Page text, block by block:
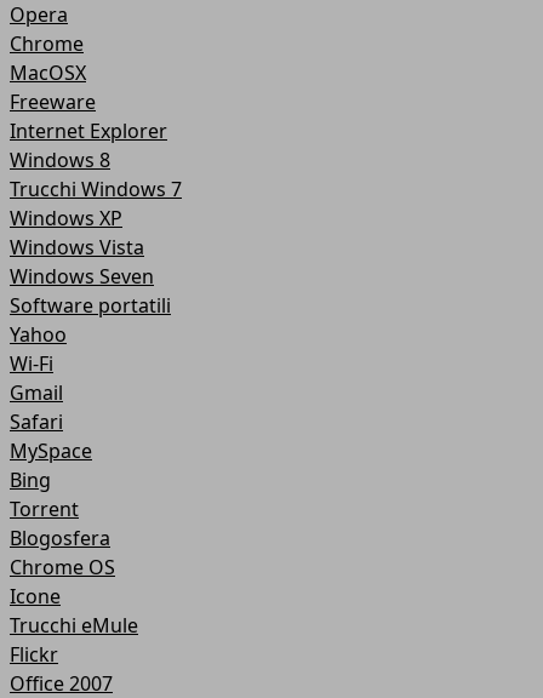
Opera
Chrome
MacOSX
Freeware
Internet Explorer
Windows 8
Trucchi Windows 7
Windows XP
Windows Vista
Windows Seven
Software portatili
Yahoo
Wi-Fi
Gmail
Safari
MySpace
Bing
Torrent
Blogosfera
Chrome OS
Icone
Trucchi eMule
Flickr
Office 2007